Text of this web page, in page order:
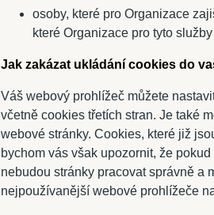
osoby, které pro Organizace
které Organizace pro tyto
Jak zakázat ukládání cookies do
Váš webový prohlížeč můžete
včetně cookies třetích stran. Je také
webové stránky. Cookies, které již
bychom vás však upozornit, že
nebudou stránky pracovat správně a
nejpoužívanější webové prohlížeče